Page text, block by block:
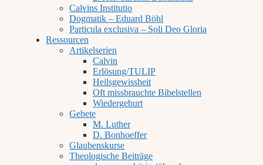
Calvins Institutio
Dogmatik – Eduard Böhl
Particula exclusiva – Soli Deo Gloria
Ressourcen
Artikelserien
Calvin
Erlösung/TULIP
Heilsgewissheit
Oft missbrauchte Bibelstellen
Wiedergeburt
Gebete
M. Luther
D. Bonhoeffer
Glaubenskurse
Theologische Beiträge